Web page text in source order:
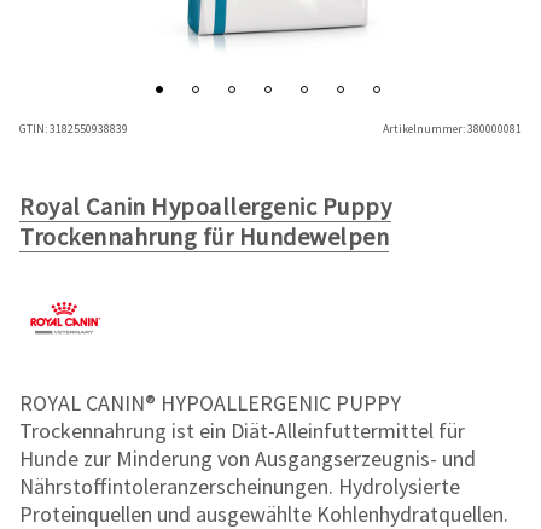
GTIN:3182550938839 Artikelnummer:380000081
Royal Canin Hypoallergenic Puppy
Trockennahrung für Hundewelpen
ROYAL CANIN® HYPOALLERGENIC PUPPY
Trockennahrung ist ein Diät-Alleinfuttermittel für
Hunde zur Minderung von Ausgangserzeugnis- und
Nährstoffintoleranzerscheinungen. Hydrolysierte
Proteinquellen und ausgewählte Kohlenhydratquellen.